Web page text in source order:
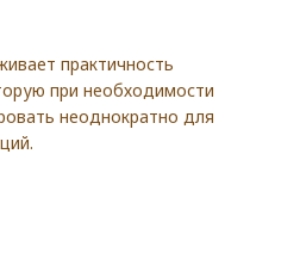
практичность
при необходимости
неоднократно для